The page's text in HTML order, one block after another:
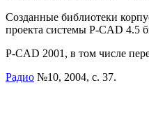
Созданные библиотеки
проекта системы P-CAD 4.5
P-CAD 2001, в том числе
Радио №10, 2004, с. 37.